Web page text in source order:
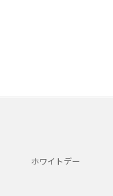
ホワイトデー